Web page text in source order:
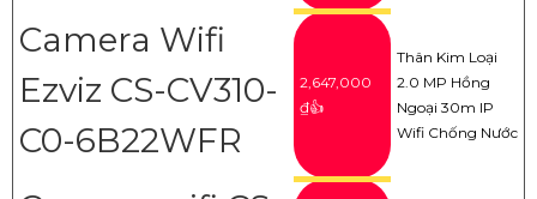
Camera Wifi
Ezviz CS-CV310-
C0-6B22WFR
2,647,000
₫👍
Thân Kim Loại
2.0 MP Hồng
Ngoại 30m IP
Wifi Chống Nước